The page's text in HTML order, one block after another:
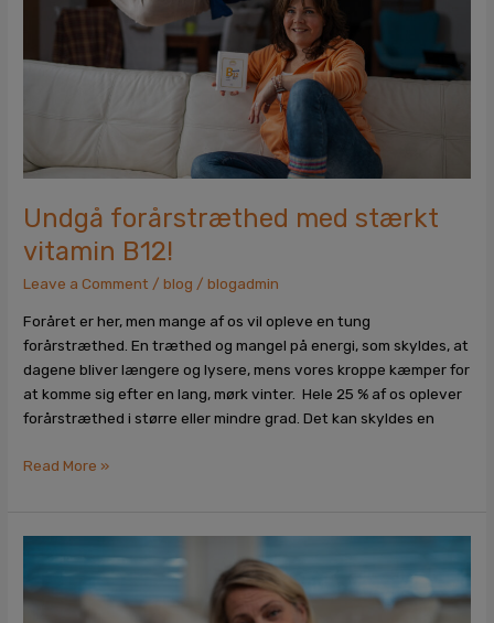
Undgå forårstræthed med stærkt
vitamin B12!
Leave a Comment /blog /blogadmin
Foråret er her, men mange af os vil opleve en tung
forårstræthed. En træthed og mangel på energi, som skyldes, at
dagene bliver længere og lysere, mens vores kroppe kæmper for
at komme sig efter en lang, mørk vinter. Hele 25 % af os oplever
forårstræthed i større eller mindre grad. Det kan skyldes en
Read More »
overgangsalderen